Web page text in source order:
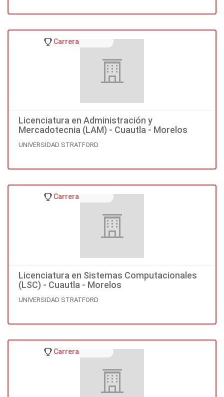
Licenciatura en Administración y
Mercadotecnia (LAM) - Cuautla - Morelos
UNIVERSIDAD STRATFORD
Carrera
Licenciatura en Sistemas Computacionales
(LSC) - Cuautla - Morelos
UNIVERSIDAD STRATFORD
Carrera
Carrera